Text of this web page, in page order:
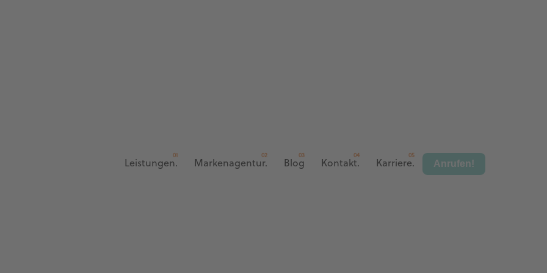
Leistungen. Markenagentur. Blog Kontakt. Karriere. Anrufen!